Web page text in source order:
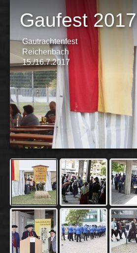
Gaufest 2017
Gautrachtenfest
Reichenbach
15./16.7.2017